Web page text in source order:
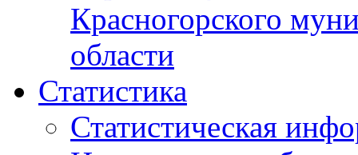
Красногорского
области
Статистика
Статистическая